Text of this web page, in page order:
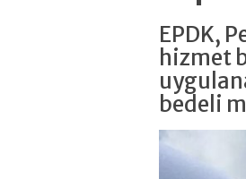
EPDK,
hizmet
bedeli